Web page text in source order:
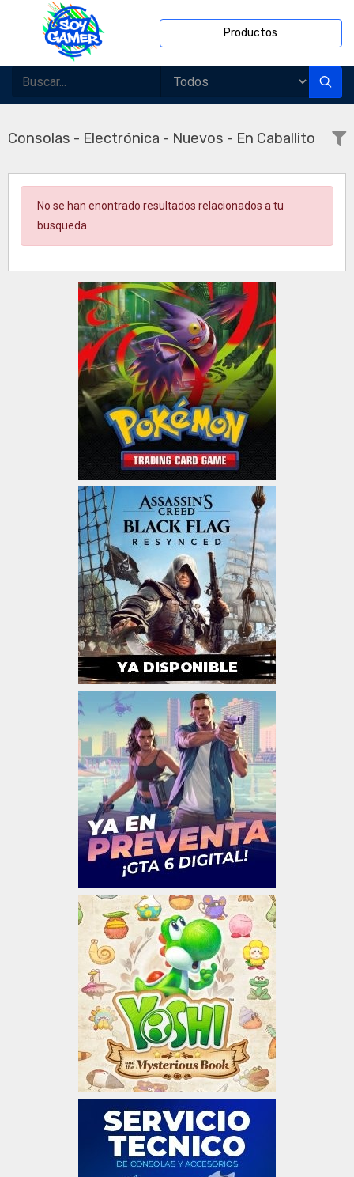
Productos
Consolas - Electrónica - Nuevos - En Caballito
No se han enontrado resultados relacionados a tu
busqueda